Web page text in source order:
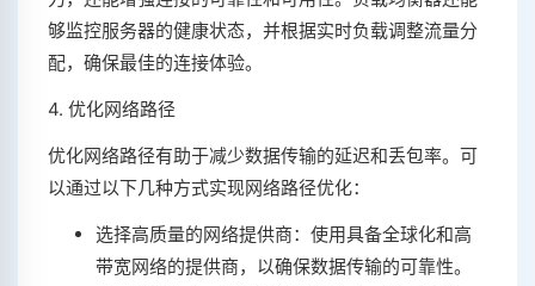
够监控服务器的健康状态，并根据实时负载调整流量分
配，确保最佳的连接体验。
4. 优化网络路径
优化网络路径有助于减少数据传输的延迟和丢包率。可
以通过以下几种方式实现网络路径优化：
选择高质量的网络提供商：使用具备全球化和高
带宽网络的提供商，以确保数据传输的可靠性。